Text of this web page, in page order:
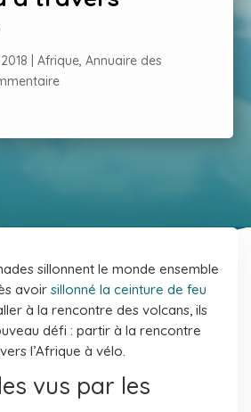
Afrique, Annuaire des
sillonnent le monde ensemble
avoir sillonné la ceinture de feu
à la rencontre des volcans, ils
défi : partir à la rencontre
l’Afrique à vélo.
vus par les